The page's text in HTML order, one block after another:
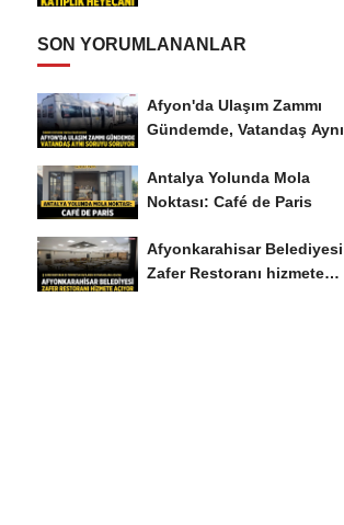
SON YORUMLANANLAR
Afyon'da Ulaşım Zammı
Gündemde, Vatandaş Aynı
Antalya Yolunda Mola
Noktası: Café de Paris
Afyonkarahisar Belediyesi
Zafer Restoranı hizmete